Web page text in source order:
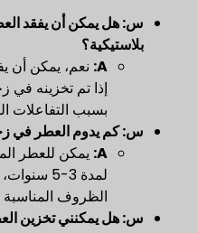
س: هل يمكن أن يفقد
بلاستيكية؟
A: نعم، يمكن أن
إذا تم تخزينه في
بسبب التفاعلات
س: كم يدوم العطر في
A: يمكن للعطر
لمدة 3-5
الظروف
س: هل يمكنني تخزين